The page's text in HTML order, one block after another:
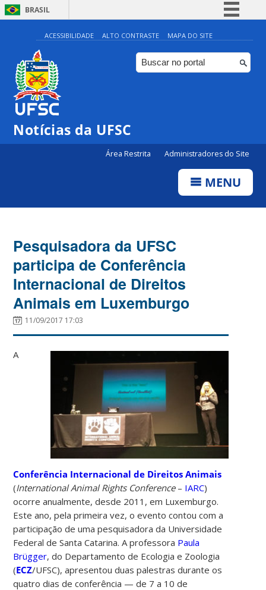
BRASIL
Simplifique!
Comunica BR
Participe
ACESSIBILIDADE ALTO CONTRASTE MAPA DO SITE
Notícias da UFSC
Área Restrita Administradores do Site
MENU
Pesquisadora da UFSC
participa de Conferência
Internacional de Direitos
Animais em Luxemburgo
11/09/2017 17:03
A
Conferência Internacional de Direitos Animais
(International Animal Rights Conference– IARC)
ocorre anualmente, desde 2011, em Luxemburgo.
Este ano, pela primeira vez, o evento contou com a
participação de uma pesquisadora da Universidade
Federal de Santa Catarina. A professora Paula
Brügger, do Departamento de Ecologia e Zoologia
(ECZ/UFSC), apresentou duas palestras durante os
quatro dias de conferência — de 7 a 10 de